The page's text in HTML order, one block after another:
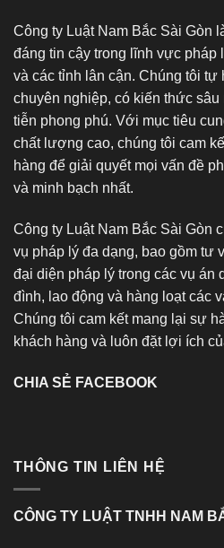
Công ty Luật Nam Bắc Sài Gòn
đáng tin cậy trong lĩnh vực pháp
và các tỉnh lân cận. Chúng tôi
chuyên nghiệp, có kiến thức
tiễn phong phú. Với mục tiêu
chất lượng cao, chúng tôi cam
hàng để giải quyết mọi vấn đề
và minh bạch nhất.
Công ty Luật Nam Bắc Sài Gòn
vụ pháp lý đa dạng, bao gồm tư
đại diện pháp lý trong các vụ án
đình, lao động và hàng loạt các
Chúng tôi cam kết mang lại sự
khách hàng và luôn đặt lợi ích
CHIA SẺ FACEBOOK
THÔNG TIN LIÊN HỆ
CÔNG TY LUẬT TNHH NAM